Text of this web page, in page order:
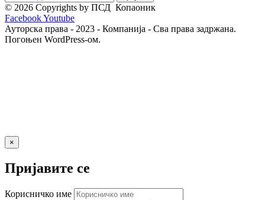
© 2026 Copyrights by ПСД Копаоник
FacebookYoutube
Ауторска права - 2023 - Компанија - Сва права задржана.
Погоњен WordPress-ом.
×
Пријавите се
Корисничко име